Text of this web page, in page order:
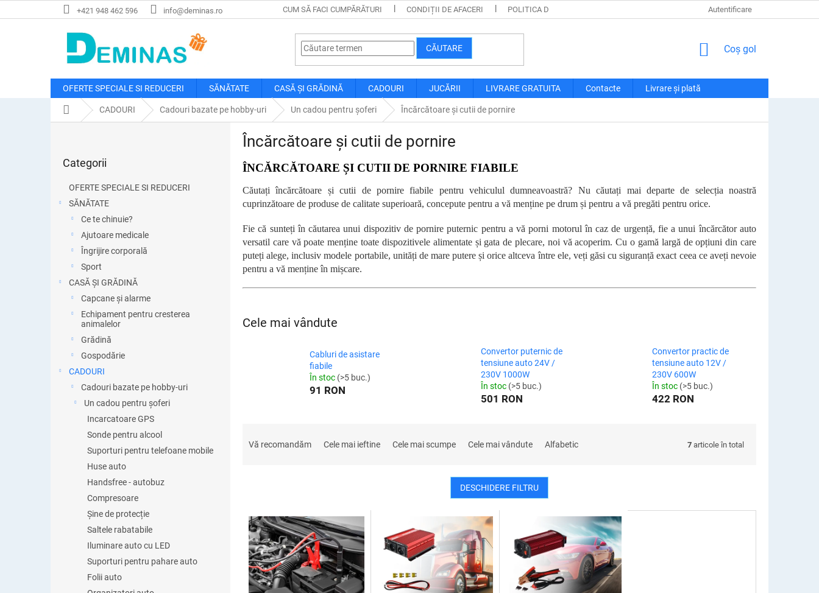
la
+421 948 462 596 info@deminas.ro CUM SĂ FACI CUMPĂRĂTURI CONDIȚII DE AFACERI POLITICA DE CONFIDENȚIALITATE LIVRARE ȘI PLATĂ RECLAMAȚII ȘI
Autentificare
CĂUTARE
COŞ
CUMPĂRĂTURI
Coş gol
OFERTE SPECIALE SI REDUCERI SĂNĂTATE CASĂ ȘI GRĂDINĂ CADOURI JUCĂRII LIVRARE GRATUITA Contacte Livrare și plată
Acasă CADOURI Cadouri bazate pe hobby-uri Un cadou pentru șoferi Încărcătoare și cutii de pornire
peste
Categorii
OFERTE SPECIALE SI REDUCERI
SĂNĂTATE
Ce te chinuie?
Ajutoare medicale
Îngrijire corporală
Sport
CASĂ ȘI GRĂDINĂ
Capcane și alarme
Echipament pentru cresterea
animalelor
Grădină
Gospodărie
CADOURI
Cadouri bazate pe hobby-uri
Un cadou pentru șoferi
Incarcatoare GPS
Sonde pentru alcool
Suporturi pentru telefoane mobile
Huse auto
Handsfree - autobuz
Compresoare
Șine de protecție
Saltele rabatabile
Iluminare auto cu LED
Suporturi pentru pahare auto
Folii auto
Încărcătoare și cutii de pornire
ÎNCĂRCĂTOARE ȘI CUTII DE PORNIRE FIABILE
Căutați încărcătoare și cutii de pornire fiabile pentru vehiculul dumneavoastră? Nu căutați mai departe de selecția noastră
cuprinzătoare de produse de calitate superioară, concepute pentru a vă menține pe drum și pentru a vă pregăti pentru orice.
Fie că sunteți în căutarea unui dispozitiv de pornire puternic pentru a vă porni motorul în caz de urgență, fie a unui încărcător auto
versatil care vă poate menține toate dispozitivele alimentate și gata de plecare, noi vă acoperim. Cu o gamă largă de opțiuni din care
puteți alege, inclusiv modele portabile, unități de mare putere și orice altceva între ele, veți găsi cu siguranță exact ceea ce aveți nevoie
pentru a vă menține în mișcare.
Cele mai vândute
Cabluri de asistare
fiabile
În stoc (>5 buc.)
91 RON
Convertor puternic de
tensiune auto 24V /
230V 1000W
În stoc (>5 buc.)
501 RON
Convertor practic de
tensiune auto 12V /
230V 600W
În stoc (>5 buc.)
422 RON
Vă recomandăm Cele mai ieftine Cele mai scumpe Cele mai vândute Alfabetic 7 articole în total
DESCHIDERE FILTRU